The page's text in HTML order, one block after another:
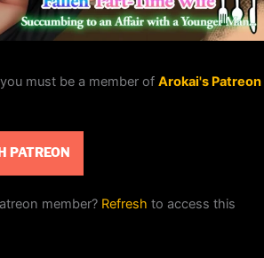
must be a member of Arokai's Patreon
PATREON
member? Refresh to access this